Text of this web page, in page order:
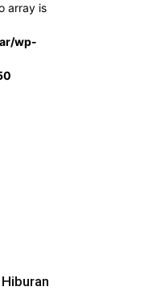
array is
wp-